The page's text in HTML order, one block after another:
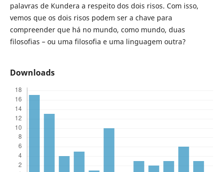
palavras de Kundera a respeito dos dois risos. Com isso,
vemos que os dois risos podem ser a chave para
compreender que há no mundo, como mundo, duas
filosofias – ou uma filosofia e uma linguagem outra?
Downloads